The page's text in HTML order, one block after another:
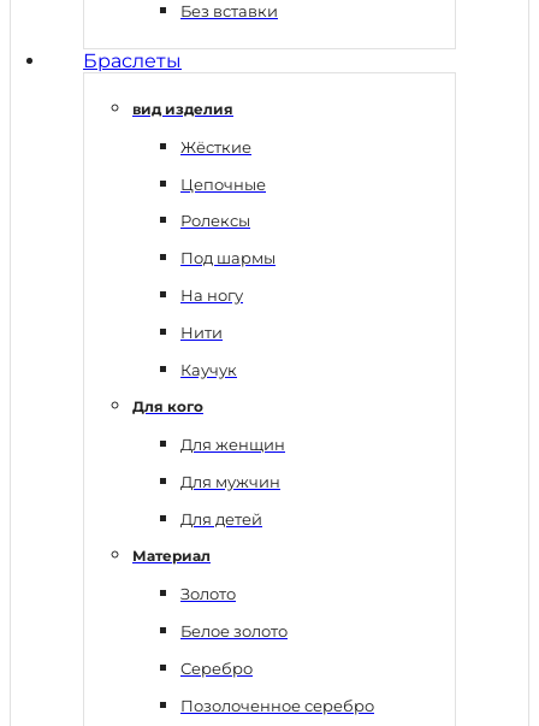
Без вставки
Браслеты
вид изделия
Жёсткие
Цепочные
Ролексы
Под шармы
На ногу
Нити
Каучук
Для кого
Для женщин
Для мужчин
Для детей
Материал
Золото
Белое золото
Серебро
Позолоченное серебро